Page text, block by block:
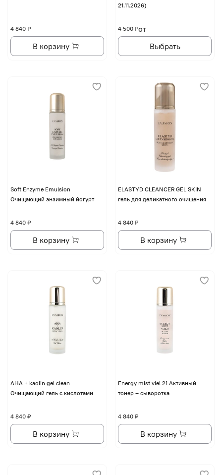
4 840 ₽
В корзину
21.11.2026)
от
4 500 ₽
Выбрать
Soft Enzyme Emulsion
Очищающий энзимный йогурт
4 840 ₽
В корзину
ELASTYD CLEANCER GEL SKIN
гель для деликатного очищения
4 840 ₽
В корзину
AHA + kaolin gel clean
Очищающий гель с кислотами
4 840 ₽
В корзину
Energy mist viel 21 Активный
тонер – сыворотка
4 840 ₽
В корзину